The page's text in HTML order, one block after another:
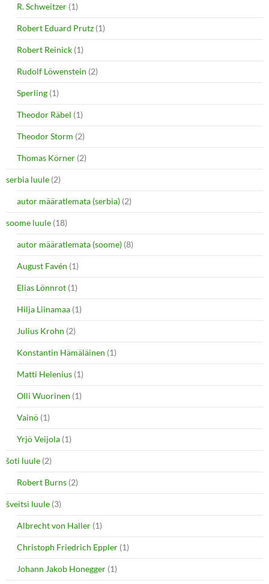
R. Schweitzer (1)
Robert Eduard Prutz (1)
Robert Reinick (1)
Rudolf Löwenstein (2)
Sperling (1)
Theodor Räbel (1)
Theodor Storm (2)
Thomas Körner (2)
serbia luule (2)
autor määratlemata (serbia) (2)
soome luule (18)
autor määratlemata (soome) (8)
August Favén (1)
Elias Lönnrot (1)
Hilja Liinamaa (1)
Julius Krohn (2)
Konstantin Hämäläinen (1)
Matti Helenius (1)
Olli Wuorinen (1)
Vainö (1)
Yrjö Veijola (1)
šoti luule (2)
Robert Burns (2)
šveitsi luule (3)
Albrecht von Haller (1)
Christoph Friedrich Eppler (1)
Johann Jakob Honegger (1)